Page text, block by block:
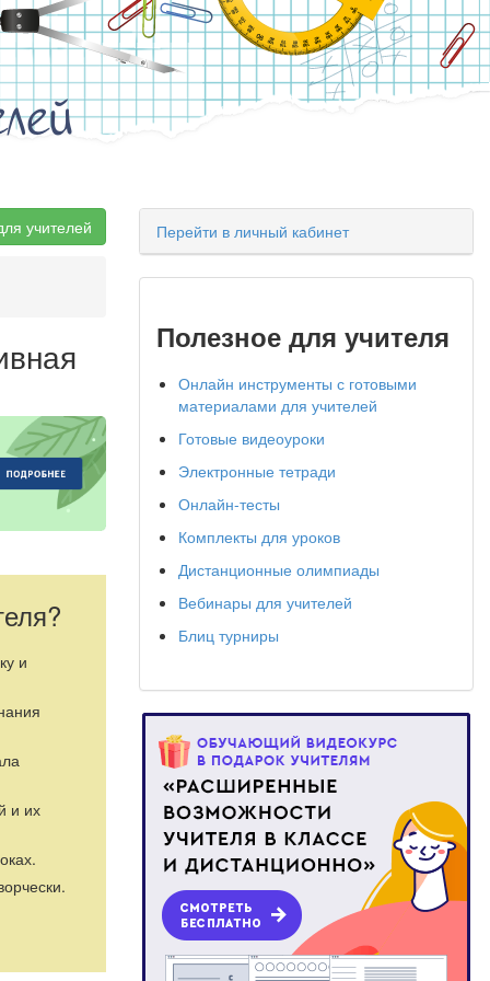
учителей
и
и их
Перейти в личный кабинет
Полезное для учителя
Онлайн инструменты с готовыми
материалами для учителей
Готовые видеоуроки
Электронные тетради
Онлайн-тесты
Комплекты для уроков
Дистанционные олимпиады
Вебинары для учителей
Блиц турниры